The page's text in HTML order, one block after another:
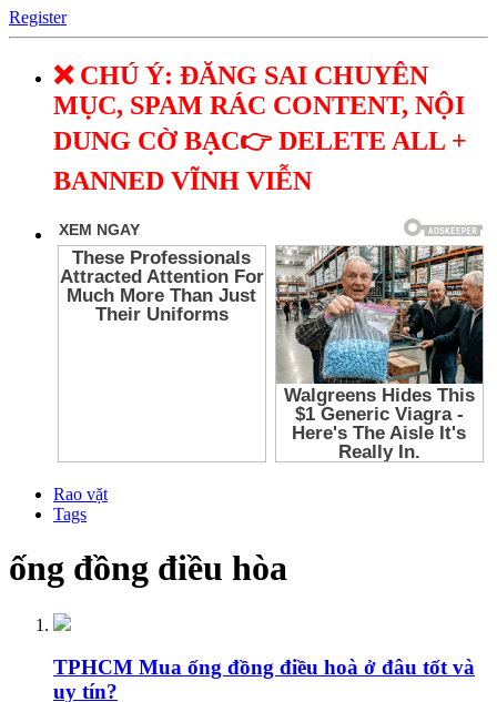
Register
❌ CHÚ Ý: ĐĂNG SAI CHUYÊN
MỤC, SPAM RÁC CONTENT, NỘI
DUNG CỜ BẠC👉 DELETE ALL +
BANNED VĨNH VIỄN
Rao vặt
Tags
ống đồng điều hòa
TPHCM Mua ống đồng điều hoà ở đâu tốt và
uy tín?